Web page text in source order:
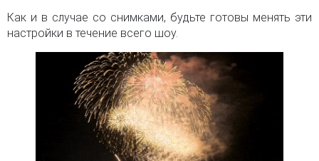
Как и в случае со снимками, будьте готовы менять эти
настройки в течение всего шоу.